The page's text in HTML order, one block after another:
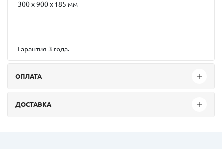
300 x 900 x 185 мм
Гарантия 3 года.
ОПЛАТА
ДОСТАВКА